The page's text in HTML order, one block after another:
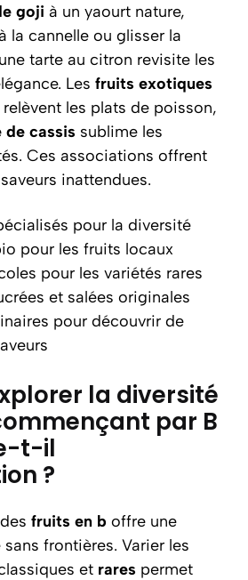
goji à un yaourt nature,
la cannelle ou glisser la
tarte au citron revisite les
Les fruits exotiques
les plats de poisson,
de cassis sublime les
Ces associations offrent
inattendues.
pour la diversité
pour les fruits locaux
pour les variétés rares
et salées originales
pour découvrir de
la diversité
par B
t-il
?
des fruits en b offre une
frontières. Varier les
et rares permet